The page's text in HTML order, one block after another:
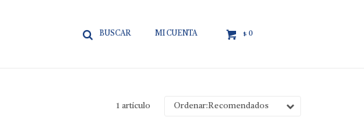
$ 0
1 artículo Recomendados